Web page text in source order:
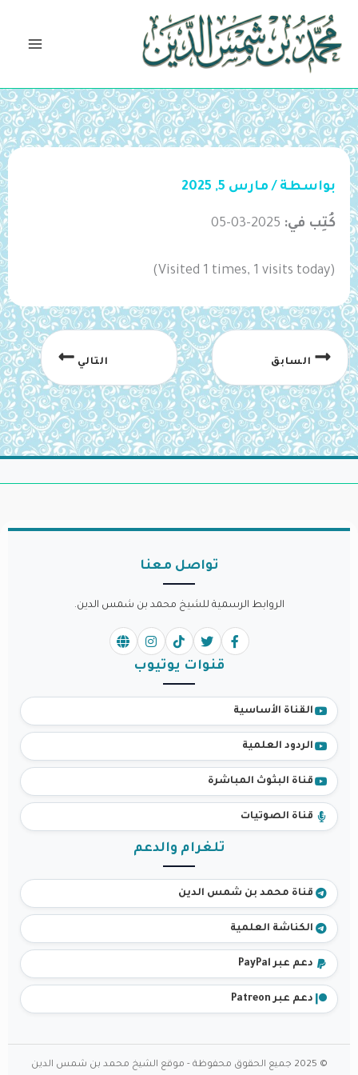
تخطي
المحتوى
بواسطة / مارس 5, 2025
كُتِب في: 2025-03-05
(Visited 1 times, 1 visits today)
السابق التالي
تواصل معنا
الروابط الرسمية للشيخ محمد بن شمس الدين.
قنوات يوتيوب
القناة الأساسية
الردود العلمية
قناة البثوث المباشرة
قناة الصوتيات
تلغرام والدعم
قناة محمد بن شمس الدين
الكناشة العلمية
دعم عبر PayPal
دعم عبر Patreon
© 2025 جميع الحقوق محفوظة - موقع الشيخ محمد بن شمس الدين